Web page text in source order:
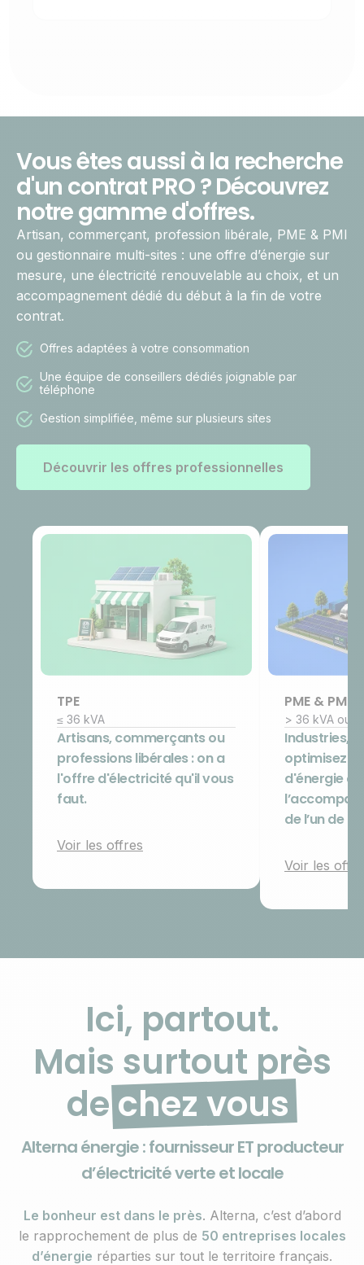
Vous êtes aussi à la recherche
d'un contrat PRO ? Découvrez
notre gamme d'offres.
Artisan, commerçant, profession libérale, PME & PMI
ou gestionnaire multi-sites : une offre d’énergie sur
mesure, une électricité renouvelable au choix, et un
accompagnement dédié du début à la fin de votre
contrat.
Offres adaptées à votre consommation
Une équipe de conseillers dédiés joignable par
téléphone
Gestion simplifiée, même sur plusieurs sites
Découvrir les offres professionnelles
TPE
≤ 36 kVA
Artisans, commerçants ou
professions libérales : on a
l'offre d'électricité qu'il vous
faut.
Voir les offres
PME & PMI
> 36 kVA ou ≤
Industries,
optimisez
d'énergie
de l’un de
Voir les
Ici, partout.
Mais surtout près
deME
chez vous
Alterna énergie : fournisseur ET producteur
d’électricité verte et locale
Le bonheur est dans le près. Alterna, c’est d’abord
le rapprochement de plus de 50 entreprises locales
d’énergie réparties sur tout le territoire français.